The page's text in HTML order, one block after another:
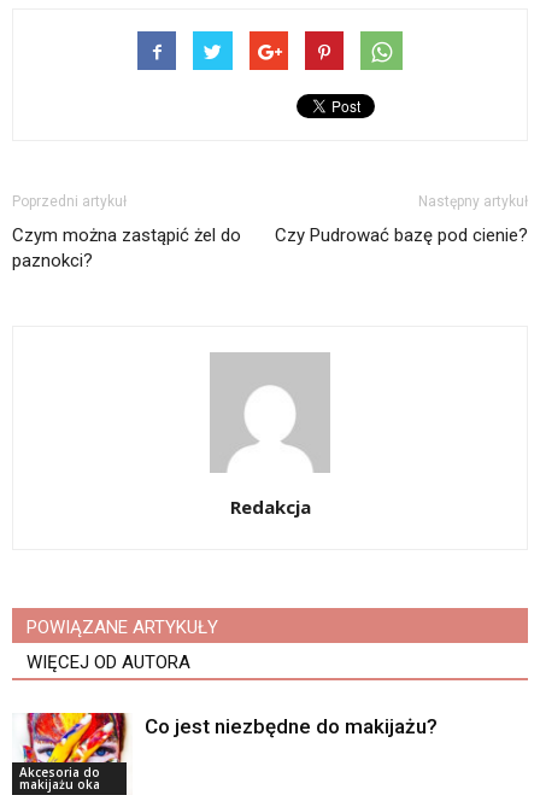
Poprzedni artykuł
Czym można zastąpić żel do
paznokci?
Następny artykuł
Czy Pudrować bazę pod cienie?
Redakcja
POWIĄZANE ARTYKUŁY
WIĘCEJ OD AUTORA
Akcesoria do
makijażu oka
Co jest niezbędne do makijażu?